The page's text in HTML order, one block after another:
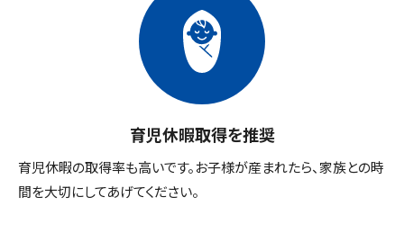
育児休暇取得を推奨
育児休暇の取得率も高いです。お子様が産まれたら、家族との時
間を大切にしてあげてください。